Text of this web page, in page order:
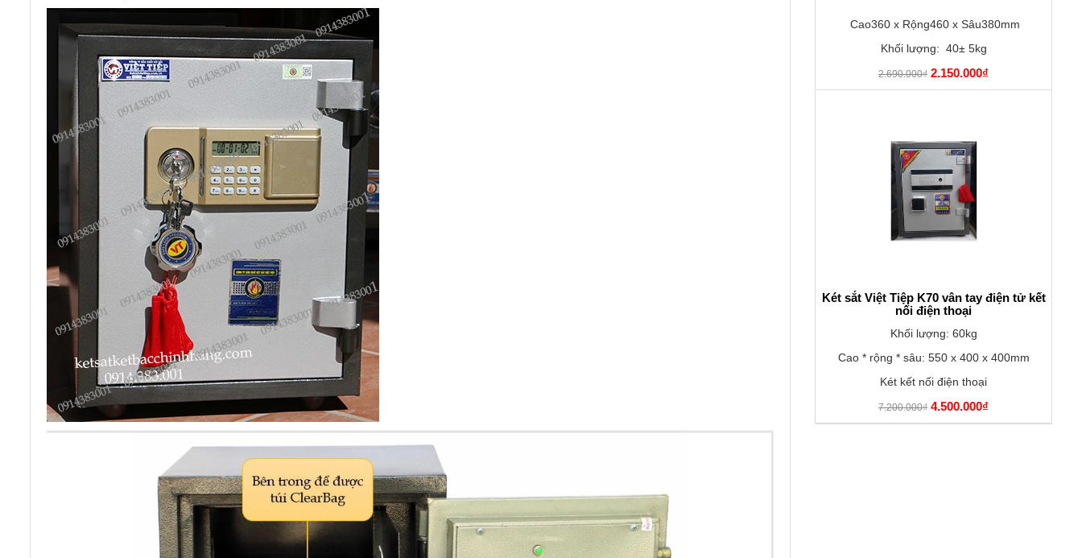
Cao360 x Rộng460 x Sâu380mm
Khối lượng: 40± 5kg
2.690.000₫ 2.150.000₫
Két sắt Việt Tiệp K70 vân tay điện tử kết
nối điện thoại
Khối lượng: 60kg
Cao * rộng * sâu: 550 x 400 x 400mm
Két kết nối điện thoại
7.200.000₫ 4.500.000₫